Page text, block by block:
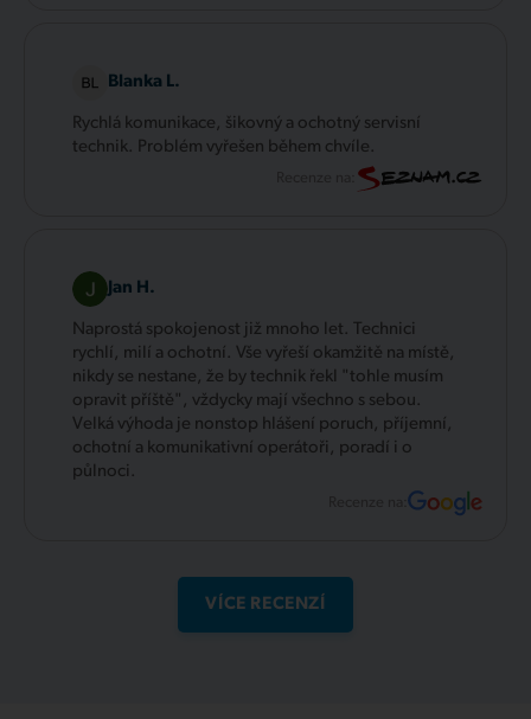
Blanka L.
Rychlá komunikace, šikovný a ochotný servisní
technik. Problém vyřešen během chvíle.
Jan H.
Naprostá spokojenost již mnoho let. Technici
rychlí, milí a ochotní. Vše vyřeší okamžitě na místě,
nikdy se nestane, že by technik řekl "tohle musím
opravit příště", vždycky mají všechno s sebou.
Velká výhoda je nonstop hlášení poruch, příjemní,
ochotní a komunikativní operátoři, poradí i o
půlnoci.
Recenze na:
VÍCE RECENZÍ